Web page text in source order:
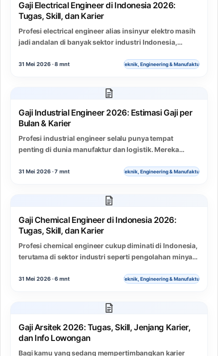
Gaji Electrical Engineer di Indonesia 2026:
Tugas, Skill, dan Karier
Profesi electrical engineer alias insinyur elektro masih
jadi andalan di banyak sektor industri Indonesia,
31 Mei 2026 · 8 mnt Teknik, Engineering & Manufaktur
Gaji Industrial Engineer 2026: Estimasi Gaji per
Bulan & Karier
Profesi industrial engineer selalu punya tempat
penting di dunia manufaktur dan logistik. Mereka
pasok,…
31 Mei 2026 · 7 mnt Teknik, Engineering & Manufaktur
Gaji Chemical Engineer di Indonesia 2026:
Tugas, Skill, dan Karier
Profesi chemical engineer cukup diminati di Indonesia,
terutama di sektor industri seperti pengolahan minyak
Banyak yang…
31 Mei 2026 · 6 mnt Teknik, Engineering & Manufaktur
Gaji Arsitek 2026: Tugas, Skill, Jenjang Karier,
dan Info Lowongan
Bagi kamu yang sedang mempertimbangkan karier